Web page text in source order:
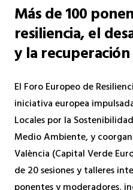
Más de 100
resiliencia, el
y la recuperación
El Foro Europeo de
iniciativa europea
Locales por la
Medio Ambiente, y
València (Capital Verde
de 20 sesiones y talleres